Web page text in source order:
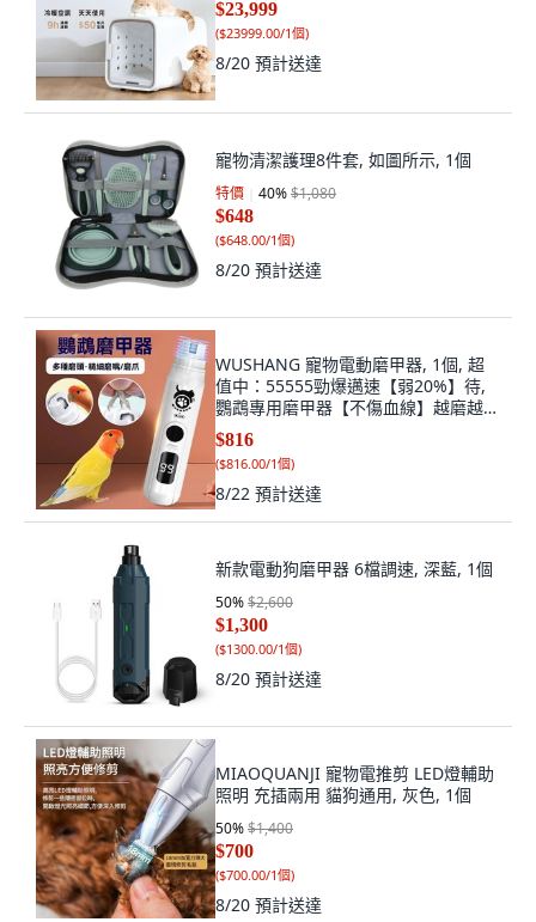
$23,999
($23999.00/1個)
8/20 預計送達
寵物清潔護理8件套, 如圖所示, 1個
特價 40%$1,080
$648
($648.00/1個)
8/20 預計送達
WUSHANG 寵物電動磨甲器, 1個, 超
值中：55555勁爆邁速【弱20%】待,
鸚鵡專用磨甲器【不傷血線】越磨越鋒
利, 超值中, 鸚鵡專用磨甲器
$816
($816.00/1個)
8/22 預計送達
新款電動狗磨甲器 6檔調速, 深藍, 1個
50%$2,600
$1,300
($1300.00/1個)
8/20 預計送達
MIAOQUANJI 寵物電推剪 LED燈輔助
照明 充插兩用 貓狗通用, 灰色, 1個
50%$1,400
$700
($700.00/1個)
8/20 預計送達